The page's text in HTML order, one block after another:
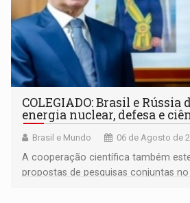
COLEGIADO: Brasil e Rússia
energia nuclear, defesa e
Brasil e Mundo 06 de Agosto de
A cooperação científica também
propostas de pesquisas conjuntas